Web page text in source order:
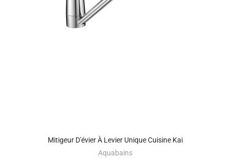
Mitigeur D'évier À Levier Unique Cuisine Kai
Aquabains